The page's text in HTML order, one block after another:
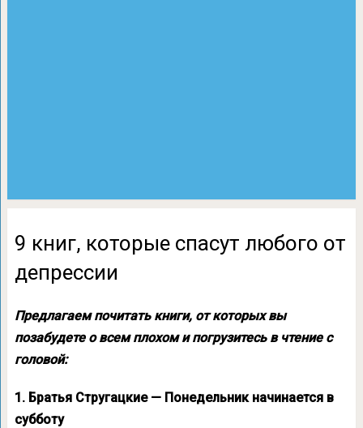
9 книг, которые спасут любого от
депрессии
Предлагаем почитать книги, от которых вы
позабудете о всем плохом и погрузитесь в чтение с
головой:
1. Братья Стругацкие — Понедельник начинается в
субботу